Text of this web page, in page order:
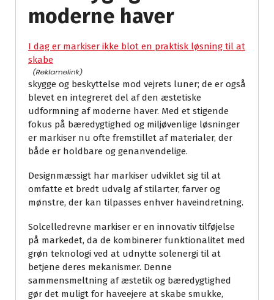
moderne haver
I dag er markiser ikke blot en praktisk løsning til at
skabe
skygge og beskyttelse mod vejrets luner; de er også
blevet en integreret del af den æstetiske
udformning af moderne haver. Med et stigende
fokus på bæredygtighed og miljøvenlige løsninger
er markiser nu ofte fremstillet af materialer, der
både er holdbare og genanvendelige.
Designmæssigt har markiser udviklet sig til at
omfatte et bredt udvalg af stilarter, farver og
mønstre, der kan tilpasses enhver haveindretning.
Solcelledrevne markiser er en innovativ tilføjelse
på markedet, da de kombinerer funktionalitet med
grøn teknologi ved at udnytte solenergi til at
betjene deres mekanismer. Denne
sammensmeltning af æstetik og bæredygtighed
gør det muligt for haveejere at skabe smukke,